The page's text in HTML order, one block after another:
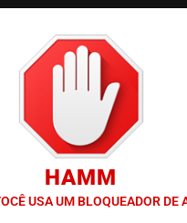
Notícia
DO VAREJO ÓPTICO EM 2026
HAMM
USA UM BLOQUEADOR DE